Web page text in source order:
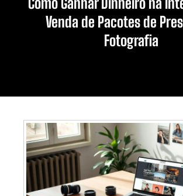
Venda de Pacotes de
Fotografia